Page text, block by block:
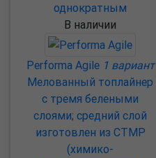
однократным
В наличии
Performa Agile 1 вариант
Мелованный топлайнер
с тремя белеными
слоями; средний слой
изготовлен из CTMP
(химико-